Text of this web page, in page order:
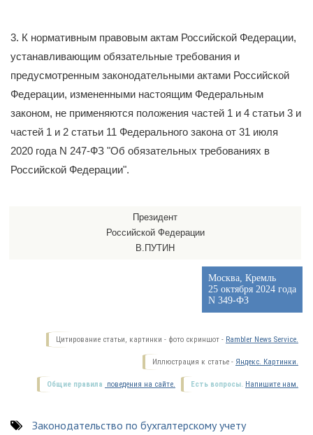
3. К нормативным правовым актам Российской Федерации,
устанавливающим обязательные требования и
предусмотренным законодательными актами Российской
Федерации, измененными настоящим Федеральным
законом, не применяются положения частей 1 и 4 статьи 3 и
частей 1 и 2 статьи 11 Федерального закона от 31 июля
2020 года N 247-ФЗ "Об обязательных требованиях в
Российской Федерации".
Президент
Российской Федерации
В.ПУТИН
Москва, Кремль
25 октября 2024 года
N 349-ФЗ
Цитирование статьи, картинки - фото скриншот - Rambler News Service.
Иллюстрация к статье - Яндекс. Картинки.
Есть вопросы. Напишите нам.
Общие правила поведения на сайте.
Законодательство по бухгалтерскому учету